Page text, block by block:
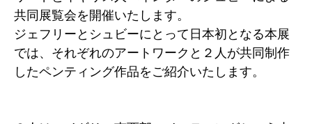
共同展覧会を開催いたします。
ジェフリーとシュビーにとって日本初となる本展
では、それぞれのアートワークと２人が共同制作
したペンティング作品をご紹介いたします。